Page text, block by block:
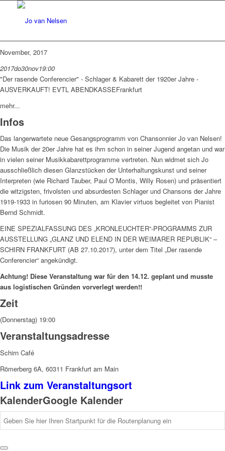
November, 2017
2017do30nov19:00
"Der rasende Conferencier" - Schlager & Kabarett der 1920er Jahre -
AUSVERKAUFT! EVTL ABENDKASSEFrankfurt
mehr...
Infos
Das langerwartete neue Gesangsprogramm von Chansonnier Jo van Nelsen!
Die Musik der 20er Jahre hat es ihm schon in seiner Jugend angetan und war
in vielen seiner Musikkabarettprogramme vertreten. Nun widmet sich Jo
ausschließlich diesen Glanzstücken der Unterhaltungskunst und seiner
Interpreten (wie Richard Tauber, Paul O´Montis, Willy Rosen) und präsentiert
die witzigsten, frivolsten und absurdesten Schlager und Chansons der Jahre
1919-1933 in furiosen 90 Minuten, am Klavier virtuos begleitet von Pianist
Bernd Schmidt.
EINE SPEZIALFASSUNG DES „KRONLEUCHTER“-PROGRAMMS ZUR
AUSSTELLUNG „GLANZ UND ELEND IN DER WEIMARER REPUBLIK“ –
SCHIRN FRANKFURT (AB 27.10.2017), unter dem Titel „Der rasende
Conferencier“ angekündigt.
Achtung! Diese Veranstaltung war für den 14.12. geplant und musste
aus logistischen Gründen vorverlegt werden!!
Zeit
(Donnerstag) 19:00
Veranstaltungsadresse
Schirn Café
Römerberg 6A, 60311 Frankfurt am Main
Link zum Veranstaltungsort
KalenderGoogle Kalender